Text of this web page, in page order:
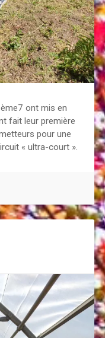
ont mis en
fait leur première
pour une
« ultra-court ».